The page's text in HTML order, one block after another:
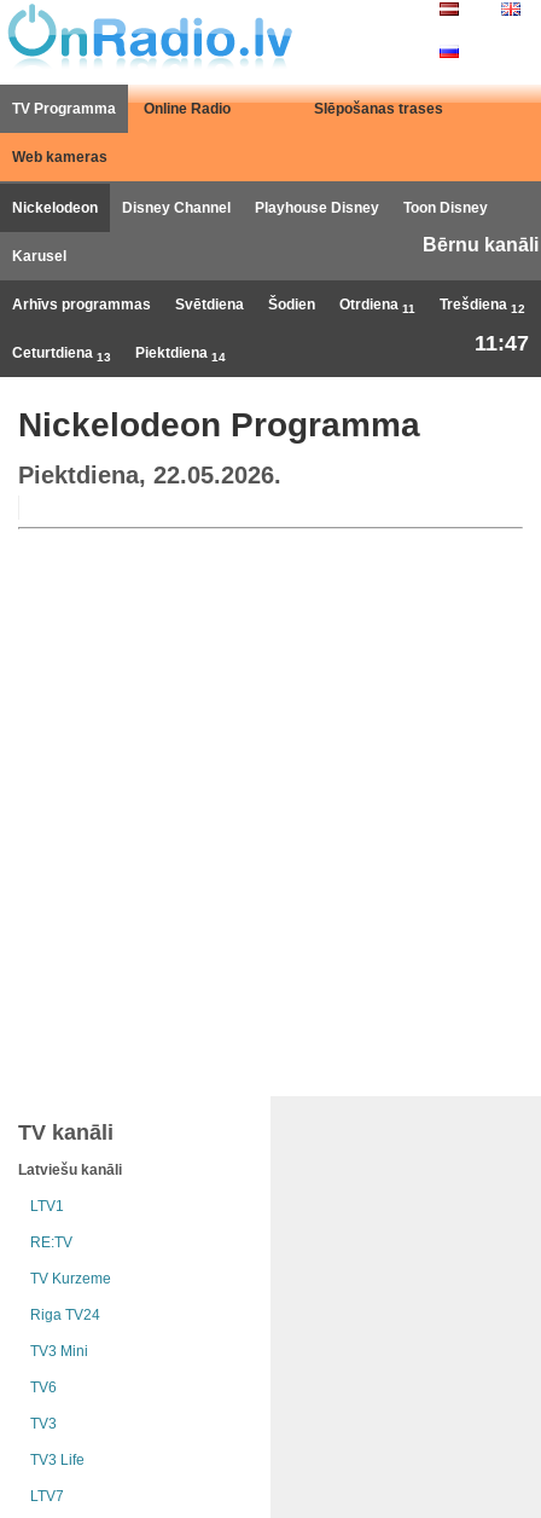
TV Programma Online Radio Slēpošanas trases
Web kameras
Nickelodeon Disney Channel Playhouse Disney Toon Disney
Karusel
Bērnu kanāli
Arhīvs programmas Svētdiena Šodien Otrdiena 11 Trešdiena 12
Ceturtdiena 13 Piektdiena 14
11:47
Nickelodeon Programma
Piektdiena, 22.05.2026.
TV kanāli
Latviešu kanāli
LTV1
RE:TV
TV Kurzeme
Riga TV24
TV3 Mini
TV6
TV3
TV3 Life
LTV7